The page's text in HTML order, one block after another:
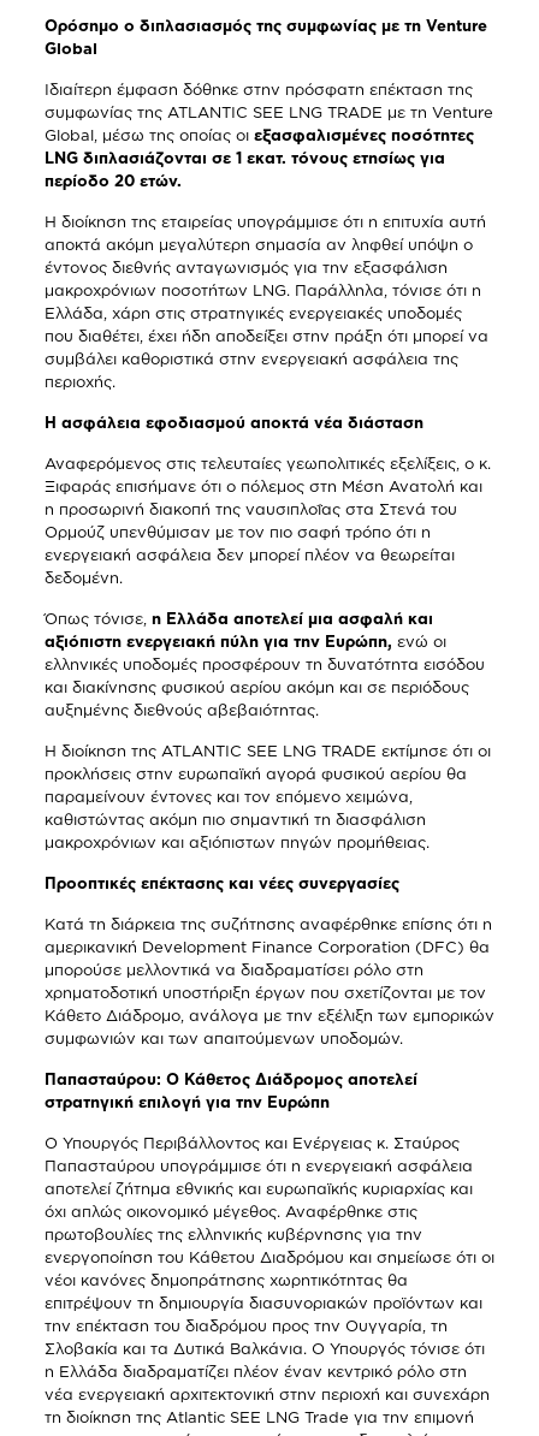
Ορόσημο ο διπλασιασμός της συμφωνίας με τη Venture
Global
Ιδιαίτερη έμφαση δόθηκε στην πρόσφατη επέκταση της
συμφωνίας της ATLANTIC SEE LNG TRADE με τη Venture
Global, μέσω της οποίας οι εξασφαλισμένες ποσότητες
LNGδιπλασιάζονται σε 1 εκατ. τόνους ετησίως για
περίοδο 20 ετών.
Η διοίκηση της εταιρείας υπογράμμισε ότι η επιτυχία αυτή
αποκτά ακόμη μεγαλύτερη σημασία αν ληφθεί υπόψη ο
έντονος διεθνής ανταγωνισμός για την εξασφάλιση
μακροχρόνιων ποσοτήτων LNG. Παράλληλα, τόνισε ότι η
Ελλάδα, χάρη στις στρατηγικές ενεργειακές υποδομές
που διαθέτει, έχει ήδη αποδείξει στην πράξη ότι μπορεί να
συμβάλει καθοριστικά στην ενεργειακή ασφάλεια της
περιοχής.
Η ασφάλεια εφοδιασμού αποκτά νέα διάσταση
Αναφερόμενος στις τελευταίες γεωπολιτικές εξελίξεις, ο κ.
Ξιφαράς επισήμανε ότι ο πόλεμος στη Μέση Ανατολή και
η προσωρινή διακοπή της ναυσιπλοΐας στα Στενά του
Ορμούζ υπενθύμισαν με τον πιο σαφή τρόπο ότι η
ενεργειακή ασφάλεια δεν μπορεί πλέον να θεωρείται
δεδομένη.
Όπως τόνισε, η Ελλάδα αποτελεί μια ασφαλή και
αξιόπιστη ενεργειακή πύλη για την Ευρώπη, ενώ οι
ελληνικές υποδομές προσφέρουν τη δυνατότητα εισόδου
και διακίνησης φυσικού αερίου ακόμη και σε περιόδους
αυξημένης διεθνούς αβεβαιότητας.
Η διοίκηση της ATLANTIC SEE LNG TRADE εκτίμησε ότι οι
προκλήσεις στην ευρωπαϊκή αγορά φυσικού αερίου θα
παραμείνουν έντονες και τον επόμενο χειμώνα,
καθιστώντας ακόμη πιο σημαντική τη διασφάλιση
μακροχρόνιων και αξιόπιστων πηγών προμήθειας.
Προοπτικές επέκτασης και νέες συνεργασίες
Κατά τη διάρκεια της συζήτησης αναφέρθηκε επίσης ότι η
αμερικανική Development Finance Corporation (DFC) θα
μπορούσε μελλοντικά να διαδραματίσει ρόλο στη
χρηματοδοτική υποστήριξη έργων που σχετίζονται με τον
Κάθετο Διάδρομο, ανάλογα με την εξέλιξη των εμπορικών
συμφωνιών και των απαιτούμενων υποδομών.
Παπασταύρου: Ο Κάθετος Διάδρομος αποτελεί
στρατηγική επιλογή για την Ευρώπη
Ο Υπουργός Περιβάλλοντος και Ενέργειας κ. Σταύρος
Παπασταύρου υπογράμμισε ότι η ενεργειακή ασφάλεια
αποτελεί ζήτημα εθνικής και ευρωπαϊκής κυριαρχίας και
όχι απλώς οικονομικό μέγεθος. Αναφέρθηκε στις
πρωτοβουλίες της ελληνικής κυβέρνησης για την
ενεργοποίηση του Κάθετου Διαδρόμου και σημείωσε ότι οι
νέοι κανόνες δημοπράτησης χωρητικότητας θα
επιτρέψουν τη δημιουργία διασυνοριακών προϊόντων και
την επέκταση του διαδρόμου προς την Ουγγαρία, τη
Σλοβακία και τα Δυτικά Βαλκάνια. Ο Υπουργός τόνισε ότι
η Ελλάδα διαδραματίζει πλέον έναν κεντρικό ρόλο στη
νέα ενεργειακή αρχιτεκτονική στην περιοχή και συνεχάρη
τη διοίκηση της Atlantic SEE LNG Trade για την επιμονή